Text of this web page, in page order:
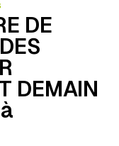
DE
DEMAIN